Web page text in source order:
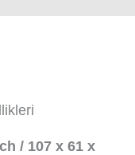
/ 107 x 61 x